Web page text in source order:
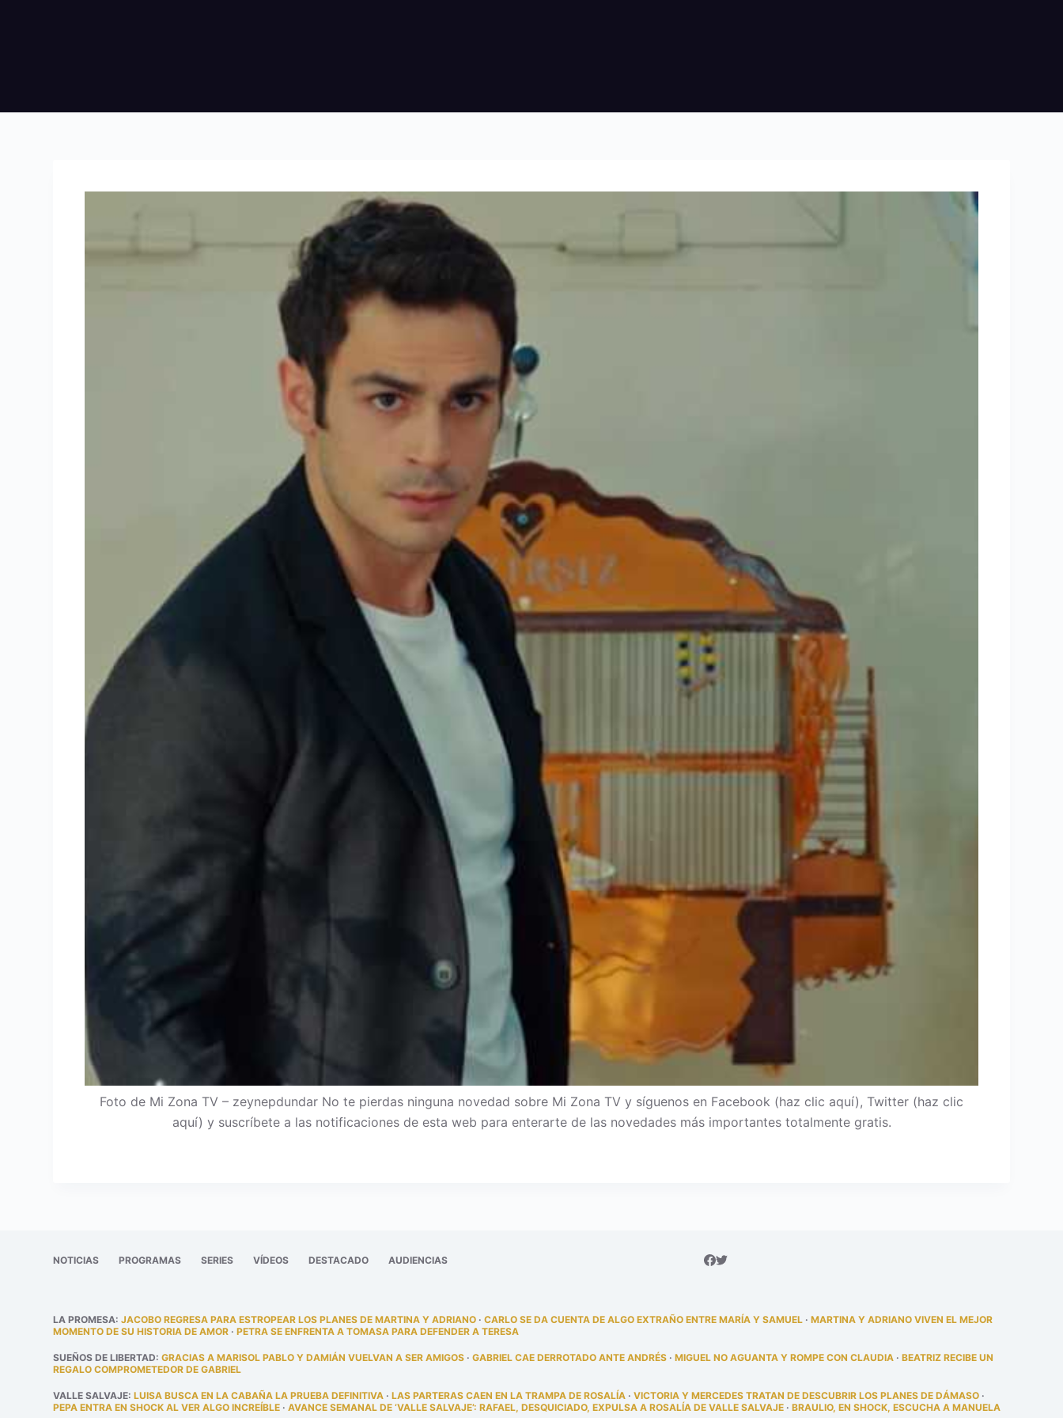
Foto de Mi Zona TV – zeynepdundar No te pierdas ninguna novedad sobre Mi Zona TV y síguenos en Facebook (haz clic aquí), Twitter (haz clic
aquí) y suscríbete a las notificaciones de esta web para enterarte de las novedades más importantes totalmente gratis.
NOTICIAS PROGRAMAS SERIES VÍDEOS DESTACADO AUDIENCIAS
LA PROMESA:JACOBO REGRESA PARA ESTROPEAR LOS PLANES DE MARTINA Y ADRIANO ·CARLO SE DA CUENTA DE ALGO EXTRAÑO ENTRE MARÍA Y SAMUEL ·MARTINA Y ADRIANO VIVEN EL MEJOR
MOMENTO DE SU HISTORIA DE AMOR ·PETRA SE ENFRENTA A TOMASA PARA DEFENDER A TERESA
SUEÑOS DE LIBERTAD:GRACIAS A MARISOL PABLO Y DAMIÁN VUELVAN A SER AMIGOS ·GABRIEL CAE DERROTADO ANTE ANDRÉS ·MIGUEL NO AGUANTA Y ROMPE CON CLAUDIA ·BEATRIZ RECIBE UN
REGALO COMPROMETEDOR DE GABRIEL
VALLE SALVAJE:LUISA BUSCA EN LA CABAÑA LA PRUEBA DEFINITIVA ·LAS PARTERAS CAEN EN LA TRAMPA DE ROSALÍA ·VICTORIA Y MERCEDES TRATAN DE DESCUBRIR LOS PLANES DE DÁMASO ·
PEPA ENTRA EN SHOCK AL VER ALGO INCREÍBLE ·AVANCE SEMANAL DE ‘VALLE SALVAJE’: RAFAEL, DESQUICIADO, EXPULSA A ROSALÍA DE VALLE SALVAJE ·BRAULIO, EN SHOCK, ESCUCHA A MANUELA